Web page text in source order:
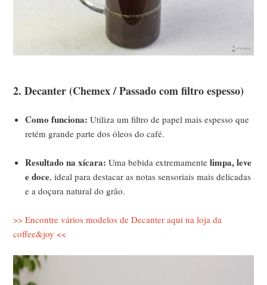
2. Decanter (Chemex / Passado com filtro espesso)
Como funciona: Utiliza um filtro de papel mais espesso que
retém grande parte dos óleos do café.
Resultado na xícara: Uma bebida extremamentelimpa, leve
e doce, ideal para destacar as notas sensoriais mais delicadas
e a doçura natural do grão.
>> Encontre vários modelos de Decanter aqui na loja da
coffee&joy <<